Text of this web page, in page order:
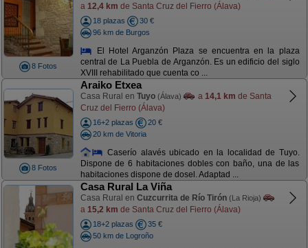
8 Fotos
a 12,4 km de Santa Cruz del Fierro (Álava)
18 plazas
30 €
96 km de Burgos
El Hotel Arganzón Plaza se encuentra en la plaza
central de La Puebla de Arganzón. Es un edificio del siglo
XVIII rehabilitado que cuenta co ...
8 Fotos
Araiko Etxea
Casa Rural en Tuyo (Álava) a 14,1 km de Santa
Cruz del Fierro (Álava)
16+2 plazas
20 €
20 km de Vitoria
Caserío alavés ubicado en la localidad de Tuyo.
Dispone de 6 habitaciones dobles con baño, una de las
habitaciones dispone de dosel. Adaptad ...
Casa Rural La Viña
Casa Rural en Cuzcurrita de Río Tirón (La Rioja)
a 15,2 km de Santa Cruz del Fierro (Álava)
18+2 plazas
35 €
50 km de Logroño